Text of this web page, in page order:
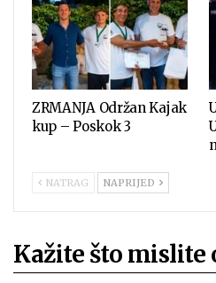
ZRMANJA Održan Kajak
kup – Poskok 3
NATRAG NAPRIJED
Kažite što mislite